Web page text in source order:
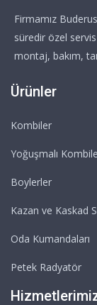
Firmamız
süredir özel
montaj, bakım,
Ürünler
Kombiler
Yoğuşmalı
Boylerler
Kazan ve Kaskad
Oda Kumandaları
Petek Radyatör